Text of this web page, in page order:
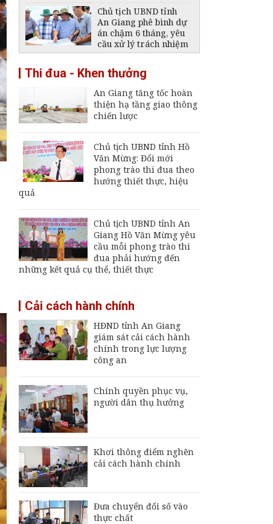
Chủ tịch UBND tỉnh
An Giang phê bình dự
án chậm 6 tháng, yêu
cầu xử lý trách nhiệm
trong vụ 2 ngư dân
mất tích trên biển
Phú Quốc
Thông báo ngừng,
giảm mức cung cấp
An Giang ngày 6 -
7/8/2026
Đại tá Nguyễn Việt
Thắng nhận nhiệm vụ
Giang
An Giang được phân
loại là đơn vị hành
chính cấp tỉnh loại I
Bộ - An Giang
Thi đua - Khen thưởng
An Giang tăng tốc hoàn
thiện hạ tầng giao thông
chiến lược
Chủ tịch UBND tỉnh Hồ
Văn Mừng: Đổi mới
phong trào thi đua theo
hướng thiết thực, hiệu
quả
Chủ tịch UBND tỉnh An
Giang Hồ Văn Mừng yêu
cầu mỗi phong trào thi
đua phải hướng đến
những kết quả cụ thể, thiết thực
Cải cách hành chính
HĐND tỉnh An Giang
giám sát cải cách hành
chính trong lực lượng
công an
Chính quyền phục vụ,
người dân thụ hưởng
Khơi thông điểm nghẽn
cải cách hành chính
Đưa chuyển đổi số vào
thực chất